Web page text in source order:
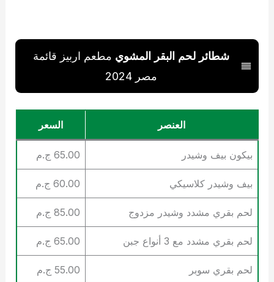
شطائر لحم البقر المشوي مطعم اربيز قائمة
مصر 2024
العنصر السعر
بيكون بيف وشيدر 65.00 ج.م
بيف وشيدر كلاسيكي 60.00 ج.م
لحم بقري مشدد وشيدر مزدوج 85.00 ج.م
لحم بقري مشدد مع 3 أنواع جبن 65.00 ج.م
لحم بقري سوبر 55.00 ج.م